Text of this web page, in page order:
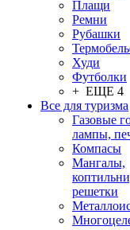
Плащи
Ремни
Рубашки
Худи
Футболки
+ ЕЩЕ 4
Все для туризма
Газовые
лампы,
Компасы
Мангалы,
решетки